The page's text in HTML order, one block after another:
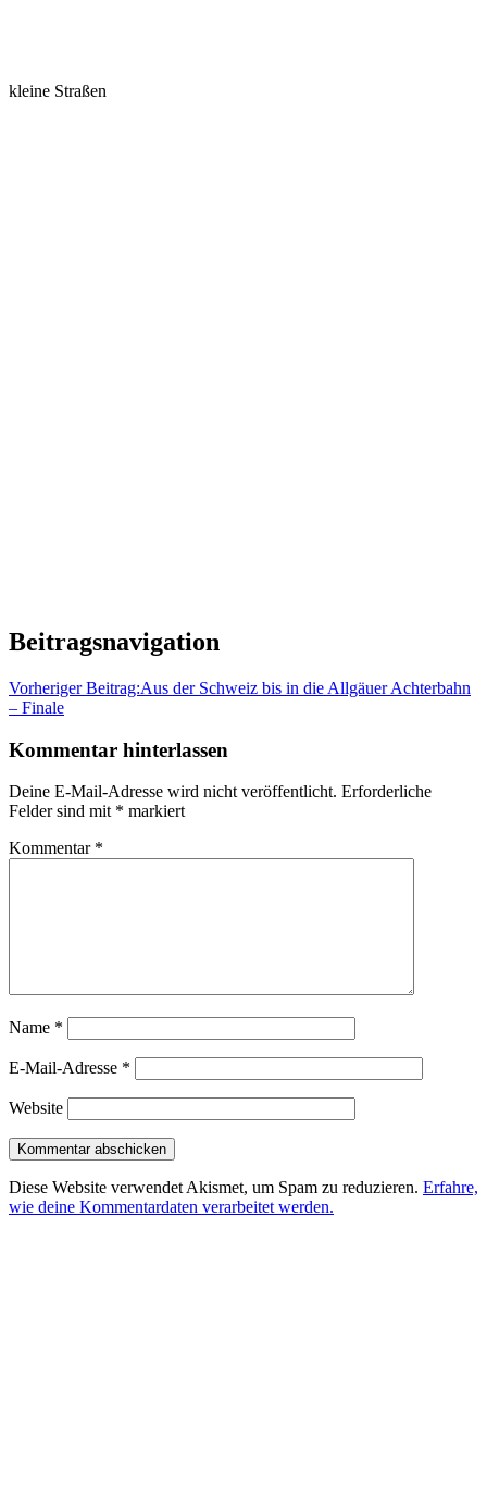
kleine Straßen
Beitragsnavigation
Vorheriger Beitrag:Aus der Schweiz bis in die Allgäuer Achterbahn
– Finale
Kommentar hinterlassen
Deine E-Mail-Adresse wird nicht veröffentlicht. Erforderliche
Felder sind mit * markiert
Kommentar *
Name *
E-Mail-Adresse *
Website
Diese Website verwendet Akismet, um Spam zu reduzieren. Erfahre,
wie deine Kommentardaten verarbeitet werden.